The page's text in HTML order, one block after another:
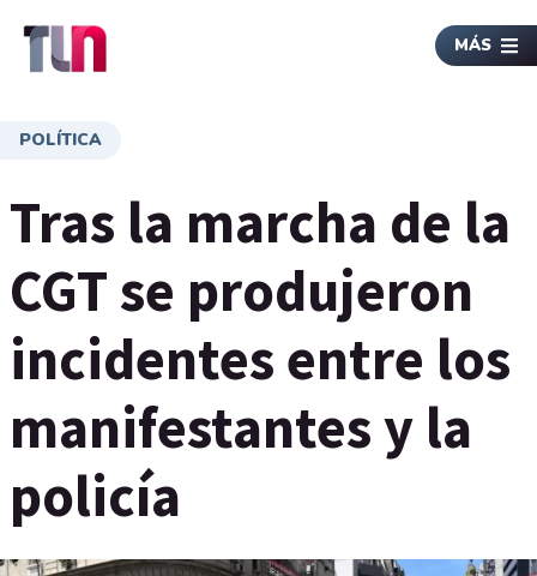
MÁS
POLÍTICA
Tras la marcha de la
CGT se produjeron
incidentes entre los
manifestantes y la
policía